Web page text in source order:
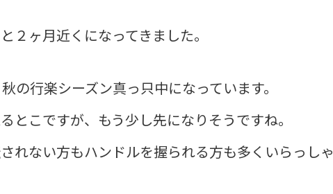
２ヶ月近くになってきました。
の行楽シーズン真っ只中になっています。
とこですが、もう少し先になりそうですね。
れない方もハンドルを握られる方も多くいらっしゃ